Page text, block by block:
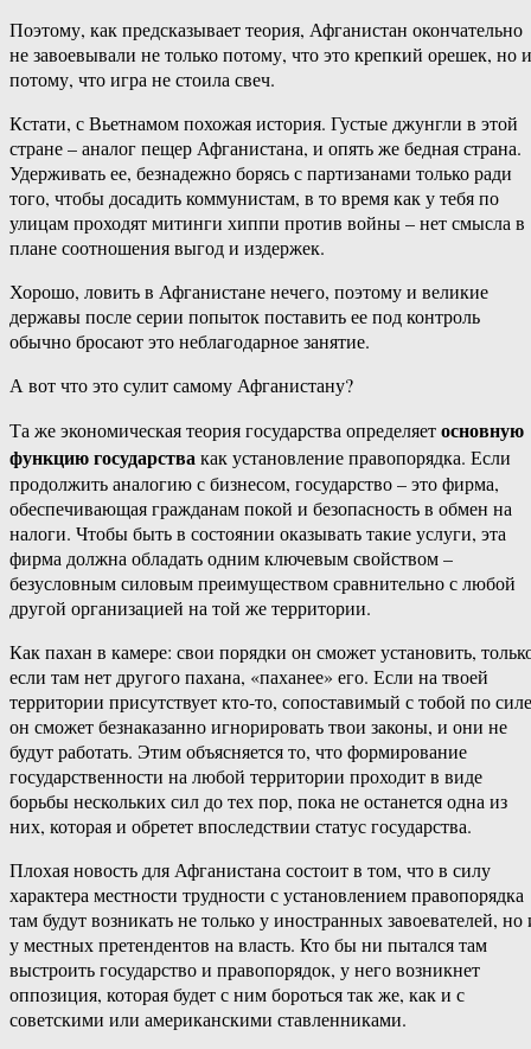
Поэтому, как предсказывает теория, Афганистан окончательно
не завоевывали не только потому, что это крепкий орешек, но и
потому, что игра не стоила свеч.
Кстати, с Вьетнамом похожая история. Густые джунгли в этой
стране – аналог пещер Афганистана, и опять же бедная страна.
Удерживать ее, безнадежно борясь с партизанами только ради
того, чтобы досадить коммунистам, в то время как у тебя по
улицам проходят митинги хиппи против войны – нет смысла в
плане соотношения выгод и издержек.
Хорошо, ловить в Афганистане нечего, поэтому и великие
державы после серии попыток поставить ее под контроль
обычно бросают это неблагодарное занятие.
А вот что это сулит самому Афганистану?
Та же экономическая теория государства определяетосновную
функцию государствакак установление правопорядка. Если
продолжить аналогию с бизнесом, государство – это фирма,
обеспечивающая гражданам покой и безопасность в обмен на
налоги. Чтобы быть в состоянии оказывать такие услуги, эта
фирма должна обладать одним ключевым свойством –
безусловным силовым преимуществом сравнительно с любой
другой организацией на той же территории.
Как пахан в камере: свои порядки он сможет установить,
если там нет другого пахана, «паханее» его. Если на твоей
территории присутствует кто-то, сопоставимый с тобой по
он сможет безнаказанно игнорировать твои законы, и они не
будут работать. Этим объясняется то, что формирование
государственности на любой территории проходит в виде
борьбы нескольких сил до тех пор, пока не останется одна из
них, которая и обретет впоследствии статус государства.
Плохая новость для Афганистана состоит в том, что в силу
характера местности трудности с установлением правопорядка
там будут возникать не только у иностранных завоевателей, но
у местных претендентов на власть. Кто бы ни пытался там
выстроить государство и правопорядок, у него возникнет
оппозиция, которая будет с ним бороться так же, как и с
советскими или американскими ставленниками.